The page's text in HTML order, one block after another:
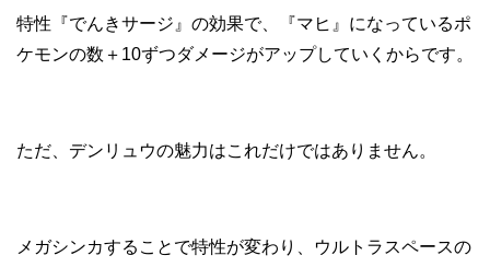
特性『でんきサージ』の効果で、『マヒ』になっているポ
ケモンの数＋10ずつダメージがアップしていくからです。
ただ、デンリュウの魅力はこれだけではありません。
メガシンカすることで特性が変わり、ウルトラスペースの